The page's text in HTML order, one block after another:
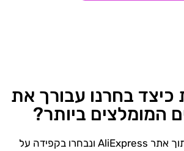
כיצד בחרנו עבורך את
המומלצים ביותר?
כל הערסלים הנם מתוך אתר AliExpress ונבחרו בקפידה על